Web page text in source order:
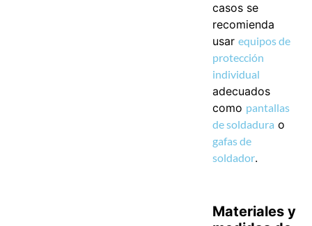
casos se
recomienda
usarequipos de
protección
individual
adecuados
como pantallas
de soldadura o
gafas de
soldador.
Materiales y